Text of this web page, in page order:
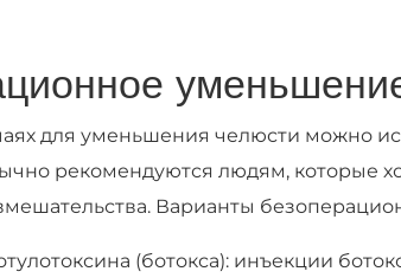
для уменьшения челюсти можно
рекомендуются людям, которые
Варианты
(ботокса): инъекции